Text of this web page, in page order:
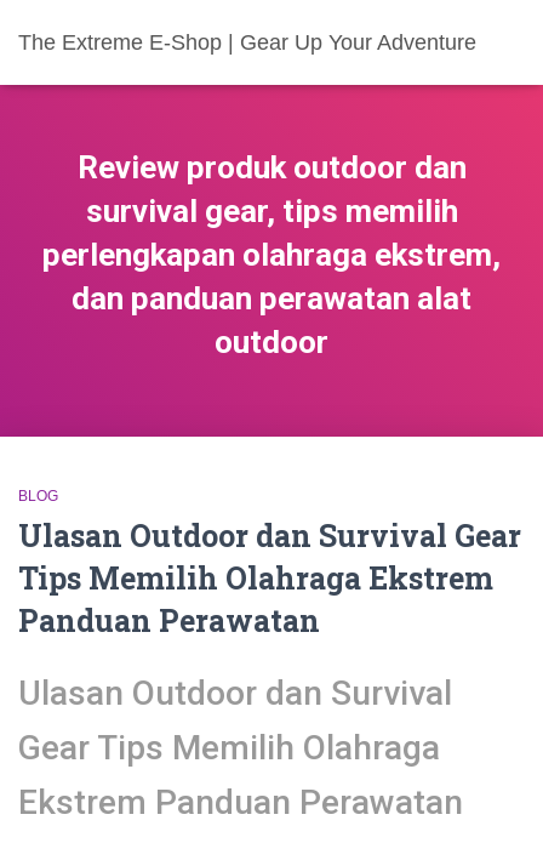
The Extreme E-Shop | Gear Up Your Adventure
Review produk outdoor dan
survival gear, tips memilih
perlengkapan olahraga ekstrem,
dan panduan perawatan alat
outdoor
BLOG
Ulasan Outdoor dan Survival Gear
Tips Memilih Olahraga Ekstrem
Panduan Perawatan
Ulasan Outdoor dan Survival
Gear Tips Memilih Olahraga
Ekstrem Panduan Perawatan